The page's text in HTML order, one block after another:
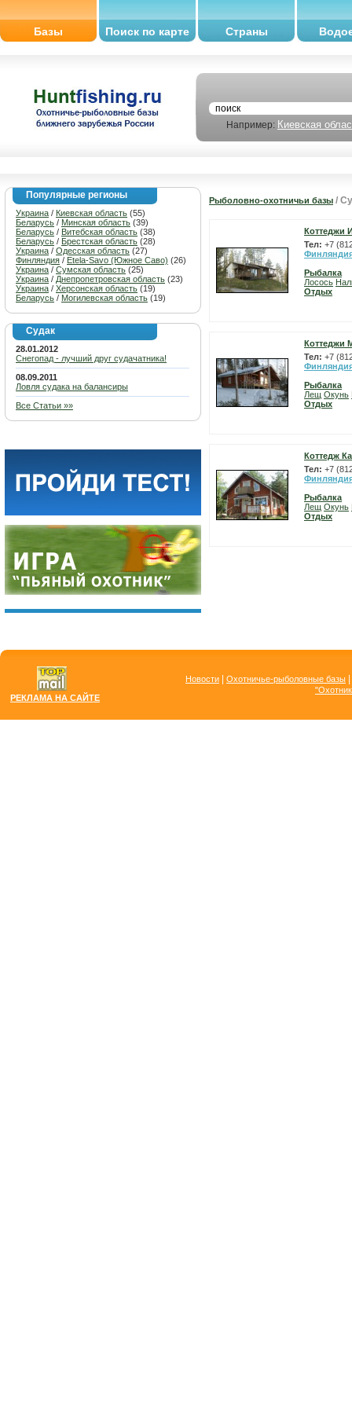
Базы Поиск по карте Страны
Например: Киевская
Популярные регионы
Украина / Киевская область (55)
Беларусь / Минская область (39)
Беларусь / Витебская область (38)
Беларусь / Брестская область (28)
Украина / Одесская область (27)
Финляндия / Etela-Savo (Южное Саво) (26)
Украина / Сумская область (25)
Украина / Днепропетровская область (23)
Украина / Херсонская область (19)
Беларусь / Могилевская область (19)
Судак
28.01.2012
Снегопад - лучший друг судачатника!
08.09.2011
Ловля судака на балансиры
Все Статьи »»
Рыболовно-охотничьи базы /
Коттеджи
Тел: +7
Рыбалка
Лосось
Отдых
Коттеджи
Тел: +7
Рыбалка
Лещ Окунь
Отдых
Коттедж
Тел: +7
Рыбалка
Лещ Окунь
Отдых
РЕКЛАМА НА САЙТЕ
Новости Охотничье-рыболовные базы